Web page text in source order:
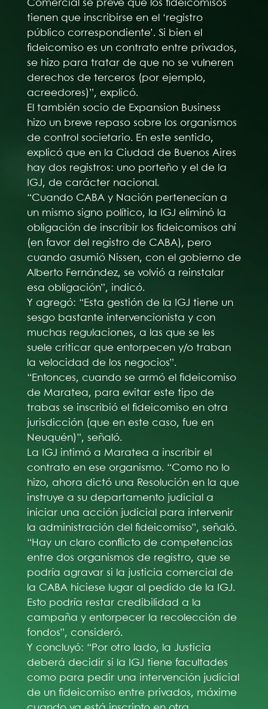
Comercial se prevé que los fideicomisos
tienen que inscribirse en el ‘registro
público correspondiente’. Si bien el
fideicomiso es un contrato entre privados,
se hizo para tratar de que no se vulneren
derechos de terceros (por ejemplo,
acreedores)”, explicó.
El también socio de Expansion Business
hizo un breve repaso sobre los organismos
de control societario. En este sentido,
explicó que en la Ciudad de Buenos Aires
hay dos registros: uno porteño y el de la
IGJ, de carácter nacional.
“Cuando CABA y Nación pertenecían a
un mismo signo político, la IGJ eliminó la
obligación de inscribir los fideicomisos ahí
(en favor del registro de CABA), pero
cuando asumió Nissen, con el gobierno de
Alberto Fernández, se volvió a reinstalar
esa obligación”, indicó.
Y agregó: “Esta gestión de la IGJ tiene un
sesgo bastante intervencionista y con
muchas regulaciones, a las que se les
suele criticar que entorpecen y/o traban
la velocidad de los negocios”.
“Entonces, cuando se armó el fideicomiso
de Maratea, para evitar este tipo de
trabas se inscribió el fideicomiso en otra
jurisdicción (que en este caso, fue en
Neuquén)”, señaló.
La IGJ intimó a Maratea a inscribir el
contrato en ese organismo. “Como no lo
hizo, ahora dictó una Resolución en la que
instruye a su departamento judicial a
iniciar una acción judicial para intervenir
la administración del fideicomiso”, señaló.
“Hay un claro conflicto de competencias
entre dos organismos de registro, que se
podría agravar si la justicia comercial de
la CABA hiciese lugar al pedido de la IGJ.
Esto podría restar credibilidad a la
campaña y entorpecer la recolección de
fondos”, consideró.
Y concluyó: “Por otro lado, la Justicia
deberá decidir si la IGJ tiene facultades
como para pedir una intervención judicial
de un fideicomiso entre privados, máxime